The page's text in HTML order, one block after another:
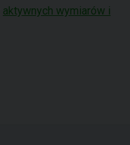
aktywnych wymiarów i